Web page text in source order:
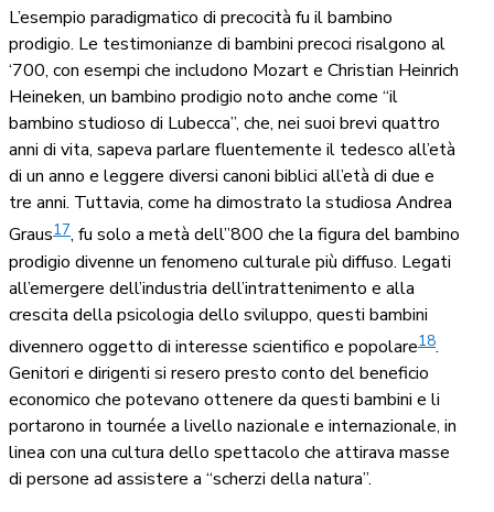
L’esempio paradigmatico di precocità fu il bambino
prodigio. Le testimonianze di bambini precoci risalgono al
‘700, con esempi che includono Mozart e Christian Heinrich
Heineken, un bambino prodigio noto anche come “il
bambino studioso di Lubecca”, che, nei suoi brevi quattro
anni di vita, sapeva parlare fluentemente il tedesco all’età
di un anno e leggere diversi canoni biblici all’età di due e
tre anni. Tuttavia, come ha dimostrato la studiosa Andrea
Graus17, fu solo a metà dell’’800 che la figura del bambino
prodigio divenne un fenomeno culturale più diffuso. Legati
all’emergere dell’industria dell’intrattenimento e alla
crescita della psicologia dello sviluppo, questi bambini
divennero oggetto di interesse scientifico e popolare18.
Genitori e dirigenti si resero presto conto del beneficio
economico che potevano ottenere da questi bambini e li
portarono in tournée a livello nazionale e internazionale, in
linea con una cultura dello spettacolo che attirava masse
di persone ad assistere a “scherzi della natura”.